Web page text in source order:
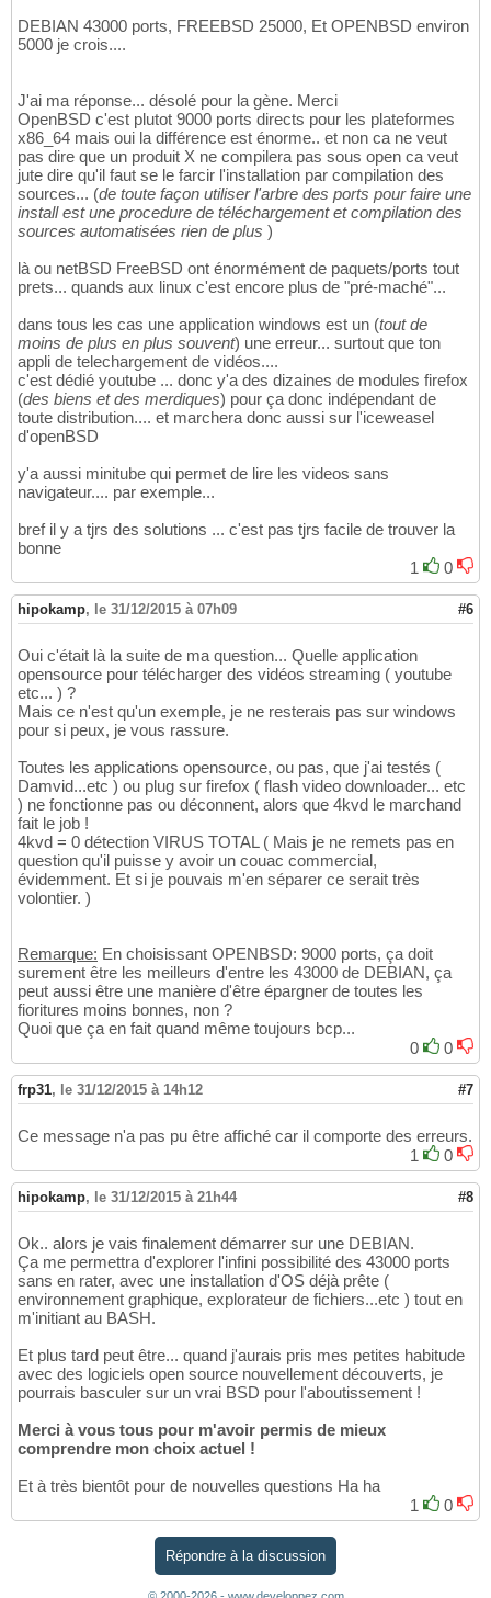
DEBIAN 43000 ports, FREEBSD 25000, Et OPENBSD environ
5000 je crois....
J'ai ma réponse... désolé pour la gène. Merci
OpenBSD c'est plutot 9000 ports directs pour les plateformes
x86_64 mais oui la différence est énorme.. et non ca ne veut
pas dire que un produit X ne compilera pas sous open ca veut
jute dire qu'il faut se le farcir l'installation par compilation des
sources... (de toute façon utiliser l'arbre des ports pour faire une
install est une procedure de téléchargement et compilation des
sources automatisées rien de plus )
là ou netBSD FreeBSD ont énormément de paquets/ports tout
prets... quands aux linux c'est encore plus de "pré-maché"...
dans tous les cas une application windows est un (tout de
moins de plus en plus souvent) une erreur... surtout que ton
appli de telechargement de vidéos....
c'est dédié youtube ... donc y'a des dizaines de modules firefox
(des biens et des merdiques) pour ça donc indépendant de
toute distribution.... et marchera donc aussi sur l'iceweasel
d'openBSD
y'a aussi minitube qui permet de lire les videos sans
navigateur.... par exemple...
bref il y a tjrs des solutions ... c'est pas tjrs facile de trouver la
bonne
1
0
hipokamp, le 31/12/2015 à 07h09 #6
Oui c'était là la suite de ma question... Quelle application
opensource pour télécharger des vidéos streaming ( youtube
etc... ) ?
Mais ce n'est qu'un exemple, je ne resterais pas sur windows
pour si peux, je vous rassure.
Toutes les applications opensource, ou pas, que j'ai testés (
Damvid...etc ) ou plug sur firefox ( flash video downloader... etc
) ne fonctionne pas ou déconnent, alors que 4kvd le marchand
fait le job !
4kvd = 0 détection VIRUS TOTAL ( Mais je ne remets pas en
question qu'il puisse y avoir un couac commercial,
évidemment. Et si je pouvais m'en séparer ce serait très
volontier. )
Remarque: En choisissant OPENBSD: 9000 ports, ça doit
surement être les meilleurs d'entre les 43000 de DEBIAN, ça
peut aussi être une manière d'être épargner de toutes les
fioritures moins bonnes, non ?
Quoi que ça en fait quand même toujours bcp...
0
0
frp31, le 31/12/2015 à 14h12 #7
Ce message n'a pas pu être affiché car il comporte des erreurs.
1
0
hipokamp, le 31/12/2015 à 21h44 #8
Ok.. alors je vais finalement démarrer sur une DEBIAN.
Ça me permettra d'explorer l'infini possibilité des 43000 ports
sans en rater, avec une installation d'OS déjà prête (
environnement graphique, explorateur de fichiers...etc ) tout en
m'initiant au BASH.
Et plus tard peut être... quand j'aurais pris mes petites habitude
avec des logiciels open source nouvellement découverts, je
pourrais basculer sur un vrai BSD pour l'aboutissement !
Merci à vous tous pour m'avoir permis de mieux
comprendre mon choix actuel !
Et à très bientôt pour de nouvelles questions Ha ha
1
0
Répondre à la discussion